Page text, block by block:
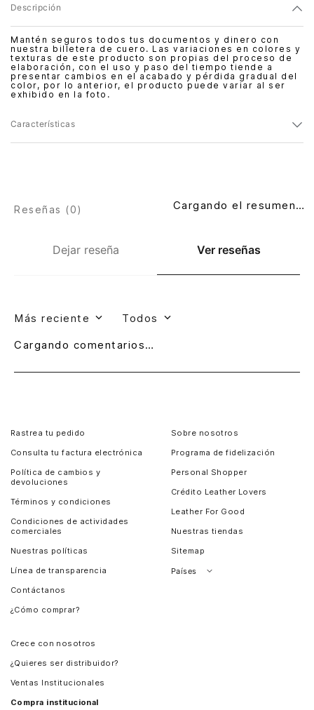
Descripción
Mantén seguros todos tus documentos y dinero con
nuestra billetera de cuero. Las variaciones en colores y
texturas de este producto son propias del proceso de
elaboración, con el uso y paso del tiempo tiende a
presentar cambios en el acabado y pérdida gradual del
color, por lo anterior, el producto puede variar al ser
exhibido en la foto.
Características
Dejar reseña Ver reseñas
Reseñas (0) Cargando el resumen…
Más reciente Todos
Cargando comentarios…
Rastrea tu pedido
Consulta tu factura electrónica
Política de cambios y
devoluciones
Términos y condiciones
Condiciones de actividades
comerciales
Nuestras políticas
Línea de transparencia
Contáctanos
¿Cómo comprar?
Sobre nosotros
Programa de fidelización
Personal Shopper
Crédito Leather Lovers
Leather For Good
Nuestras tiendas
Sitemap
Países
Crece con nosotros
¿Quieres ser distribuidor?
Ventas Institucionales
Compra institucional